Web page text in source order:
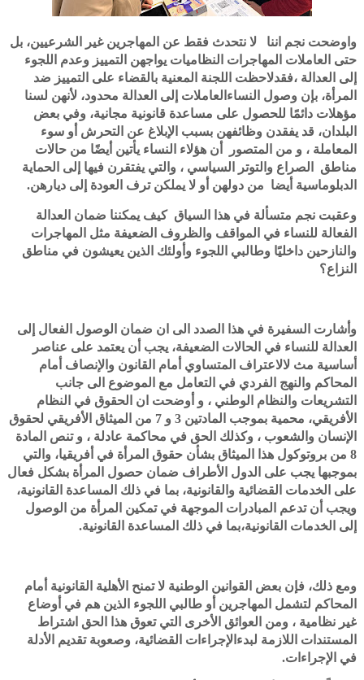
واوضحت نجم اننا لا نتحدث فقط عن المهاجرين غير الشرعيين، بل
حتى العاملات المهاجرات النظاميات يواجهن التمييز وعدم اللجوء
إلى العدالة ،فقدلاحظت اللجنة المعنية بالقضاء على التمييز ضد
المرأة، بإن وصول النساءالعاملات إلى العدالة محدود، لأنهن لسنا
مؤهلات دائمًا للحصول على مساعدة قانونية مجانية، وفي بعض
البلدان، قد يفقدن وظائفهن بسبب الإبلاغ عن التحرش أو سوء
المعاملة ، و من المتصور أن هؤلاء النساء يأتين أيضًا من حالات
مناطق الصراع والتوتر السياسي ، والتي يفتقرن فيها إلى الحماية
الدبلوماسية أيضا من دولهن أو لا يملكن ترف العودة إلى ديارهن.
وعقبت نجم متسألة في هذا السياق كيف يمكننا ضمان العدالة
الفعالة للنساء في المواقف والظروف الضعيفة مثل المهاجرات
والنازحين داخليًا وطالبي اللجوء وأولئك الذين يعيشون في مناطق
النزاع؟
وأشارت السفيرة في هذا الصدد الى ان ضمان الوصول الفعال إلى
العدالة للنساء في الحالات الضعيفة، يجب أن يعتمد على عناصر
أساسية مث لالاعتراف المتساوي أمام القانون والإنصاف أمام
المحاكم والنهج الفردي في التعامل مع الموضوع الى جانب
التشريعات والنظام الوطني ، و أوضحت ان الحقوق في النظام
الأفريقي، محمية بموجب المادتين 3 و 7 من الميثاق الأفريقي لحقوق
الإنسان والشعوب ، وكذلك الحق في محاكمة عادلة ، و تنص المادة
8 من بروتوكول هذا الميثاق بشأن حقوق المرأة في أفريقيا، والتي
بموجبها يجب على الدول الأطراف ضمان حصول المرأة بشكل فعال
على الخدمات القضائية والقانونية، بما في ذلك المساعدة القانونية،
ويجب أن تدعم المبادرات الموجهة في تمكين المرأة من الوصول
إلى الخدمات القانونية،بما في ذلك المساعدة القانونية.
ومع ذلك، فإن بعض القوانين الوطنية لا تمنح الأهلية القانونية أمام
المحاكم لتشمل المهاجرين أو طالبي اللجوء الذين هم في أوضاع
غير نظامية ، ومن العوائق الأخرى التي تعوق هذا الحق اشتراط
المستندات اللازمة لبدءالإجراءات القضائية، وصعوبة تقديم الأدلة
في الإجراءات.